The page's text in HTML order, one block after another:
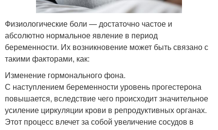
Физиологические боли — достаточно частое и
абсолютно нормальное явление в период
беременности. Их возникновение может быть связано с
такими факторами, как:
Изменение гормонального фона.
С наступлением беременности уровень прогестерона
повышается, вследствие чего происходит значительное
усиление циркуляции крови в репродуктивных органах.
Этот процесс влечет за собой увеличение сосудов в